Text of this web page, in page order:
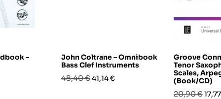
-
John Coltrane – Omnibook
Bass Clef Instruments
Prezzo
48,40 €Prezzo
41,14 €
Groove
Tenor
Scales,
(Book/CD)
Prezzo
20,90 €